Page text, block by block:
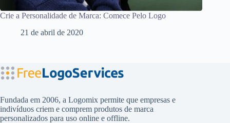
Crie a Personalidade de Marca: Comece Pelo Logo
21 de abril de 2020
Fundada em 2006, a Logomix permite que empresas e
indivíduos criem e comprem produtos de marca
personalizados para uso online e offline.